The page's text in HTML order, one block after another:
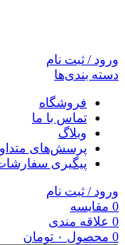
ورود / ثبت نام
دسته بندی‌ها
فروشگاه
تماس با ما
وبلاگ
پرسش‌های
پیگیری
ورود / ثبت نام
0 مقایسه
0 علاقه مندی
0 محصول ۰ تومان